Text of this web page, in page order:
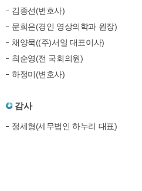
김종선(변호사)
문희은(경인 영상의학과 원장)
채양묵((주)서일 대표이사)
최순영(전 국회의원)
하정미(변호사)
감사
정세형(세무법인 하누리 대표)